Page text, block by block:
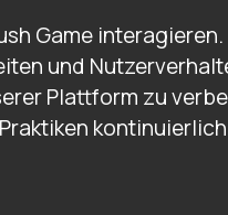
Game
und
Plattform zu